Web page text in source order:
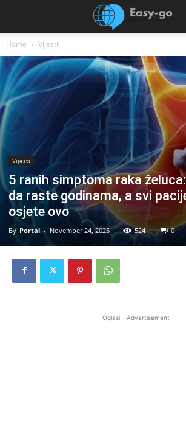
Home Vijesti
Vijesti
5 ranih simptoma raka
da raste godinama, a svi
osjete ovo
By Portal - November 24, 2025 524 0
Oglasi - Advertisement